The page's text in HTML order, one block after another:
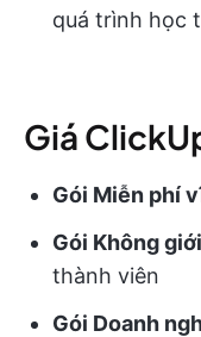
quá trình học
Giá
Gói Miễn phí
Gói Không
thành viên
Gói Doanh